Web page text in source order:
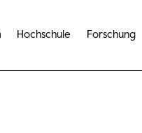
Hochschule Forschung